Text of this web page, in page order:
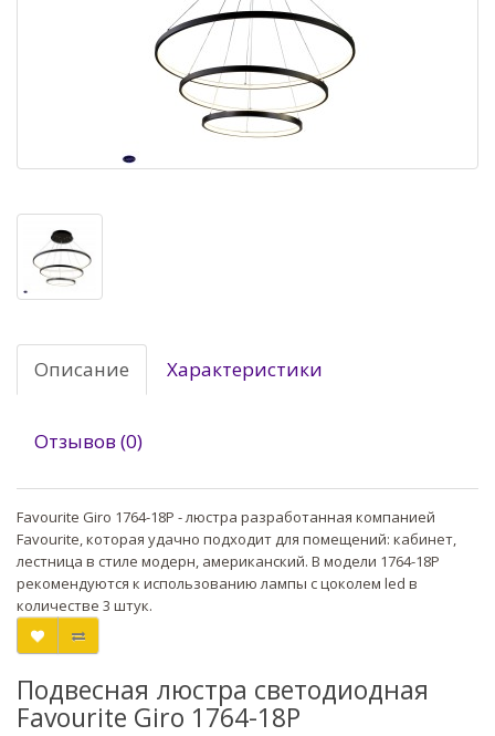
Описание Характеристики
Отзывов (0)
Favourite Giro 1764-18P - люстра разработанная компанией
Favourite, которая удачно подходит для помещений: кабинет,
лестница в стиле модерн, американский. В модели 1764-18P
рекомендуются к использованию лампы с цоколем led в
количестве 3 штук.
Подвесная люстра светодиодная
Favourite Giro 1764-18P